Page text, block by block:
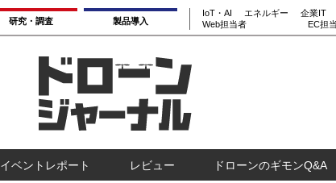
研究・調査 製品導入
IoT・AI エネルギー 企業IT
Web担当者
EC担
イベントレポート レビュー ドローンのギモンQ&A